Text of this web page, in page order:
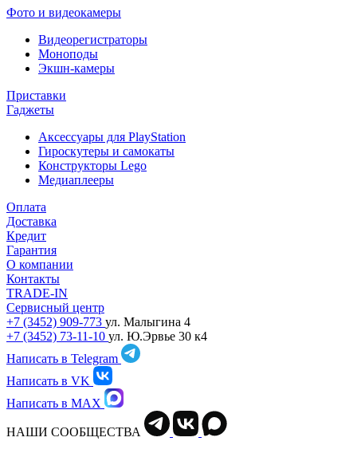
Фото и видеокамеры
Видеорегистраторы
Моноподы
Экшн-камеры
Приставки
Гаджеты
Аксессуары для PlayStation
Гироскутеры и самокаты
Конструкторы Lego
Медиаплееры
Оплата
Доставка
Кредит
Гарантия
О компании
Контакты
TRADE-IN
Сервисный центр
+7 (3452) 909-773 ул. Малыгина 4
+7 (3452) 73-11-10 ул. Ю.Эрвье 30 к4
Написать в Telegram
Написать в VK
Написать в MAX
НАШИ СООБЩЕСТВА